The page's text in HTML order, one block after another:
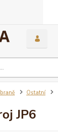
Ostatní
JP6